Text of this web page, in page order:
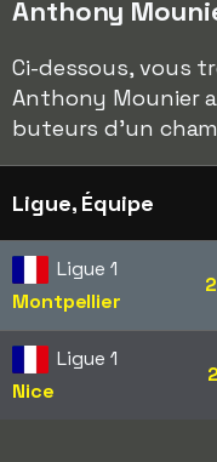
Anthony
Ci-dessous, vous
Anthony Mounier
buteurs d'un
Ligue, Équipe
Ligue 1
Montpellier
Ligue 1
Nice